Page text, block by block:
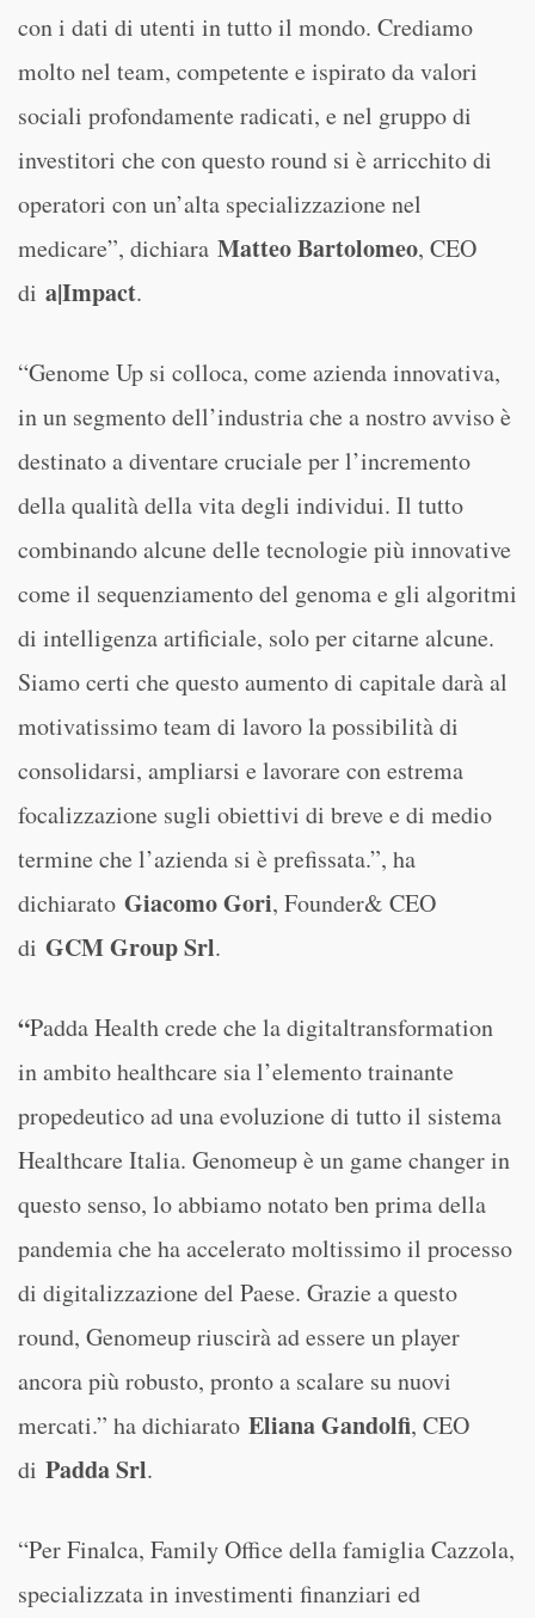
con i dati di utenti in tutto il mondo. Crediamo
molto nel team, competente e ispirato da valori
sociali profondamente radicati, e nel gruppo di
investitori che con questo round si è arricchito di
operatori con un’alta specializzazione nel
medicare”, dichiara Matteo Bartolomeo, CEO
di a|Impact.
“Genome Up si colloca, come azienda innovativa,
in un segmento dell’industria che a nostro avviso è
destinato a diventare cruciale per l’incremento
della qualità della vita degli individui. Il tutto
combinando alcune delle tecnologie più innovative
come il sequenziamento del genoma e gli algoritmi
di intelligenza artificiale, solo per citarne alcune.
Siamo certi che questo aumento di capitale darà al
motivatissimo team di lavoro la possibilità di
consolidarsi, ampliarsi e lavorare con estrema
focalizzazione sugli obiettivi di breve e di medio
termine che l’azienda si è prefissata.”, ha
dichiarato Giacomo Gori, Founder& CEO
di GCM Group Srl.
“Padda Health crede che la digitaltransformation
in ambito healthcare sia l’elemento trainante
propedeutico ad una evoluzione di tutto il sistema
Healthcare Italia. Genomeup è un game changer in
questo senso, lo abbiamo notato ben prima della
pandemia che ha accelerato moltissimo il processo
di digitalizzazione del Paese. Grazie a questo
round, Genomeup riuscirà ad essere un player
ancora più robusto, pronto a scalare su nuovi
mercati.” ha dichiarato Eliana Gandolfi, CEO
di Padda Srl.
“Per Finalca, Family Office della famiglia Cazzola,
specializzata in investimenti finanziari ed